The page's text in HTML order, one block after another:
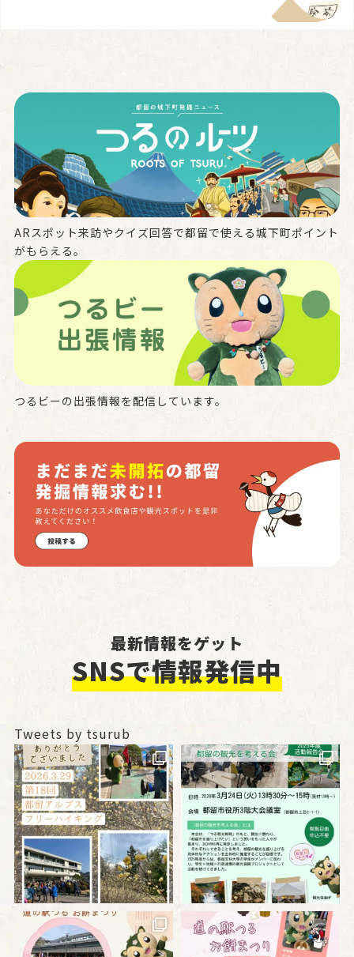
ARスポット来訪やクイズ回答で都留で使える城下町ポイント
がもらえる。
つるビーの出張情報を配信しています。
最新情報をゲット
SNSで情報発信中
Tweets by tsurub